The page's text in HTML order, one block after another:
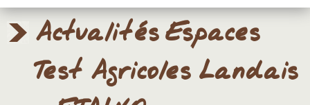
Actualités Espaces
Test Agricoles Landais